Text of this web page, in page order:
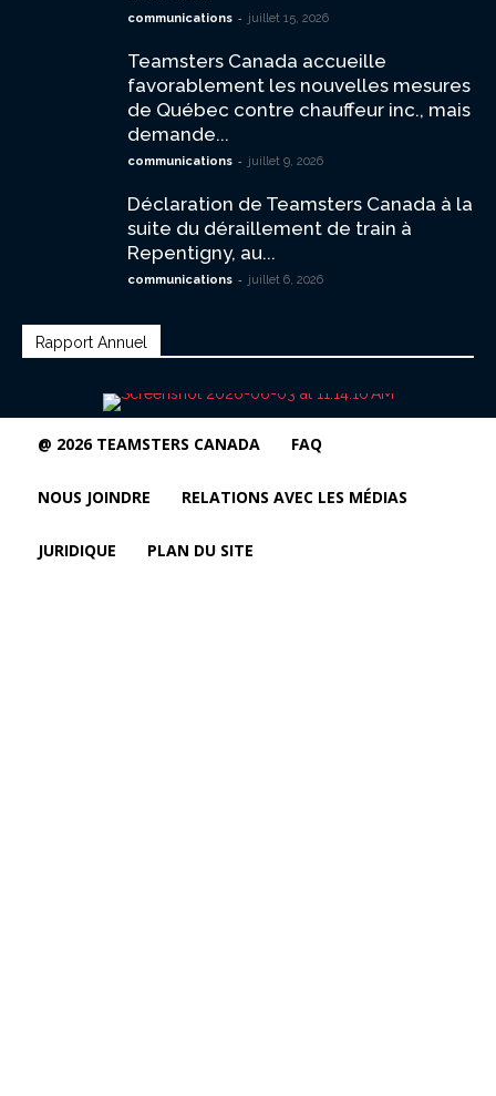
communications - juillet 15, 2026
Teamsters Canada accueille
favorablement les nouvelles mesures
de Québec contre chauffeur inc., mais
demande...
communications - juillet 9, 2026
Déclaration de Teamsters Canada à la
suite du déraillement de train à
Repentigny, au...
communications - juillet 6, 2026
Rapport Annuel
@ 2026 TEAMSTERS CANADA FAQ
NOUS JOINDRE RELATIONS AVEC LES MÉDIAS
JURIDIQUE PLAN DU SITE